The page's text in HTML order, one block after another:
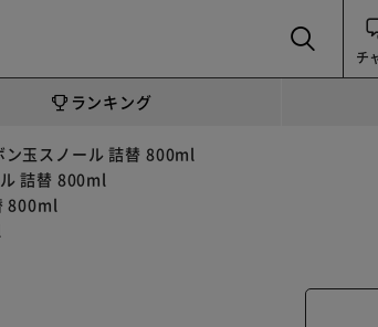
チ
ランキング
ン玉スノール 詰替 800ml
詰替 800ml
800ml